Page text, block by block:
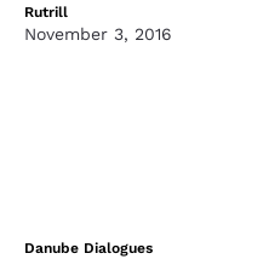
Rutrill
November 3, 2016
Danube Dialogues